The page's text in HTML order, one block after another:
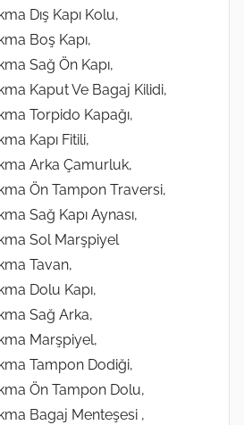
Dış Kapı Kolu,
Boş Kapı,
Sağ Ön Kapı,
Kaput Ve Bagaj Kilidi,
Torpido Kapağı,
Kapı Fitili,
Arka Çamurluk,
Ön Tampon Traversi,
Sağ Kapı Aynası,
Sol Marşpiyel
Tavan,
Dolu Kapı,
Sağ Arka,
Marşpiyel,
Tampon Dodiği,
Ön Tampon Dolu,
Bagaj Menteşesi ,